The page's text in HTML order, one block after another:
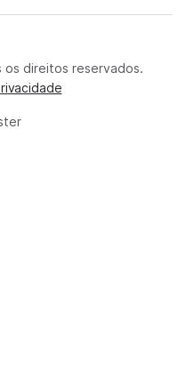
os direitos reservados.